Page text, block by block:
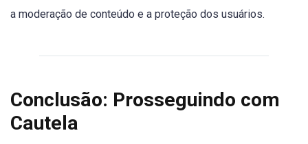
a moderação de conteúdo e a proteção dos usuários.
Conclusão: Prosseguindo com
Cautela